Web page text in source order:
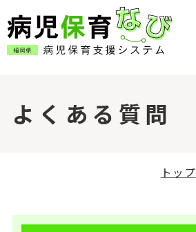
よくある質問
トップ